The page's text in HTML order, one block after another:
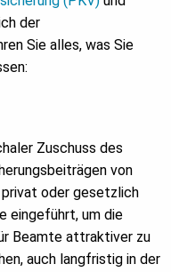
der
Sie alles, was Sie
Zuschuss des
von
privat oder gesetzlich
eingeführt, um die
Beamte attraktiver zu
auch langfristig in der